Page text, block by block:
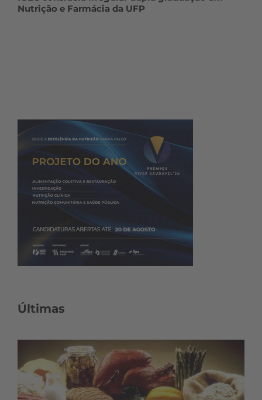
Nutrição e Farmácia da UFP
Últimas